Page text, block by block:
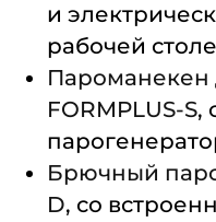
и
рабочей
Пароманекен
FORMPLUS-S,
Брючный
D, со